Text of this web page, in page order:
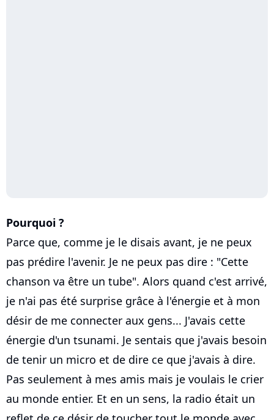
Pourquoi ?
Parce que, comme je le disais avant, je ne peux
pas prédire l'avenir. Je ne peux pas dire : "Cette
chanson va être un tube". Alors quand c'est arrivé,
je n'ai pas été surprise grâce à l'énergie et à mon
désir de me connecter aux gens... J'avais cette
énergie d'un tsunami. Je sentais que j'avais besoin
de tenir un micro et de dire ce que j'avais à dire.
Pas seulement à mes amis mais je voulais le crier
au monde entier. Et en un sens, la radio était un